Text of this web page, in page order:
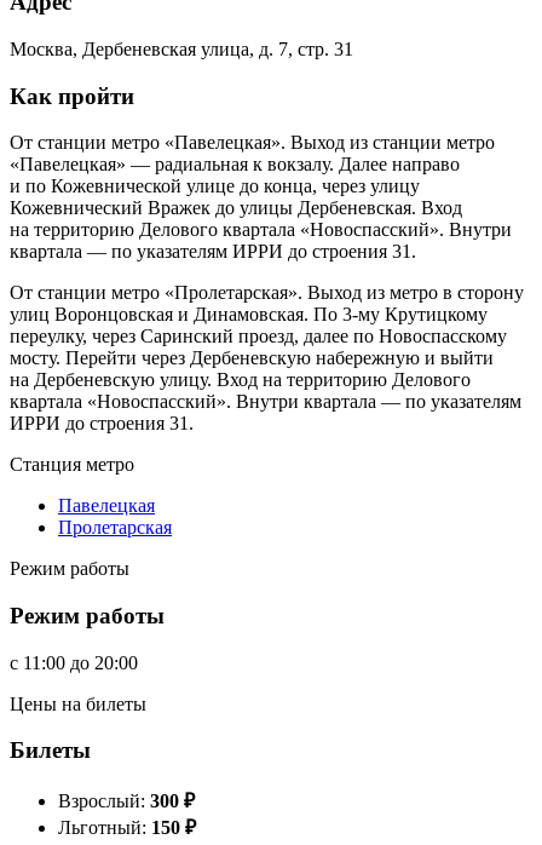
Москва, Дербеневская улица, д. 7, стр. 31
Как пройти
От станции метро «Павелецкая». Выход из станции метро
«Павелецкая» — радиальная к вокзалу. Далее направо
и по Кожевнической улице до конца, через улицу
Кожевнический Вражек до улицы Дербеневская. Вход
на территорию Делового квартала «Новоспасский». Внутри
квартала — по указателям ИРРИ до строения 31.
От станции метро «Пролетарская». Выход из метро в сторону
улиц Воронцовская и Динамовская. По 3-му Крутицкому
переулку, через Саринский проезд, далее по Новоспасскому
мосту. Перейти через Дербеневскую набережную и выйти
на Дербеневскую улицу. Вход на территорию Делового
квартала «Новоспасский». Внутри квартала — по указателям
ИРРИ до строения 31.
Станция метро
Павелецкая
Пролетарская
Режим работы
Режим работы
c 11:00 до 20:00
Цены на билеты
Билеты
Взрослый: 300 ₽
Льготный: 150 ₽